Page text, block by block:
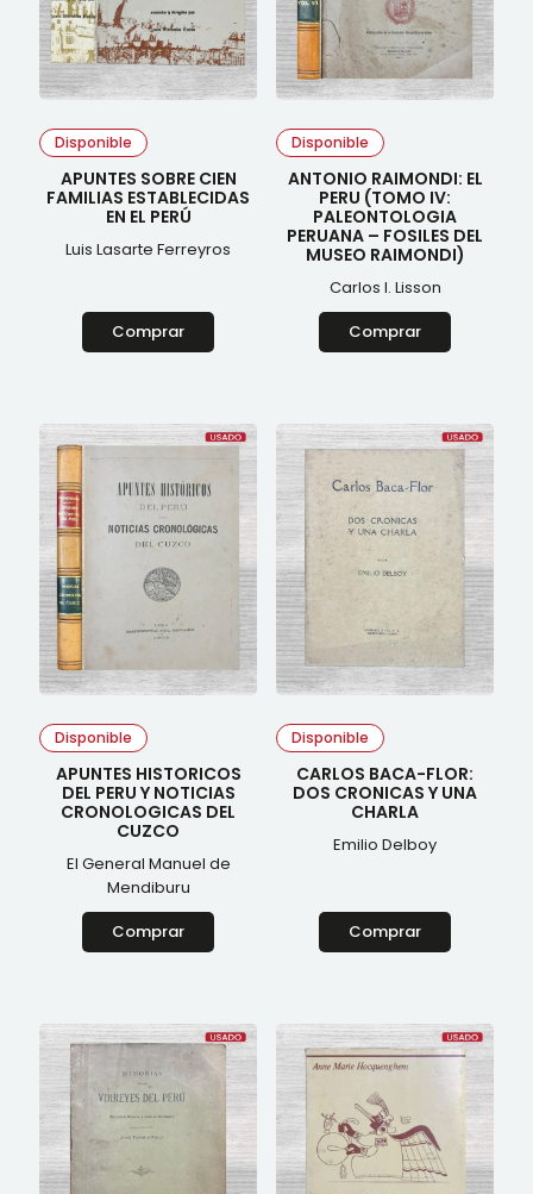
Disponible
APUNTES SOBRE CIEN
FAMILIAS ESTABLECIDAS
EN EL PERÚ
Luis Lasarte Ferreyros
Comprar
Disponible
ANTONIO RAIMONDI: EL
PERU (TOMO IV:
PALEONTOLOGIA
PERUANA – FOSILES DEL
MUSEO RAIMONDI)
Carlos I. Lisson
Comprar
Disponible
APUNTES HISTORICOS
DEL PERU Y NOTICIAS
CRONOLOGICAS DEL
CUZCO
El General Manuel de
Mendiburu
Comprar
Disponible
CARLOS BACA-FLOR:
DOS CRONICAS Y UNA
CHARLA
Emilio Delboy
Comprar